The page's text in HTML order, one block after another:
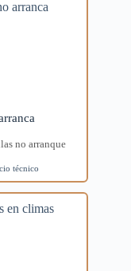
no arranque
técnico